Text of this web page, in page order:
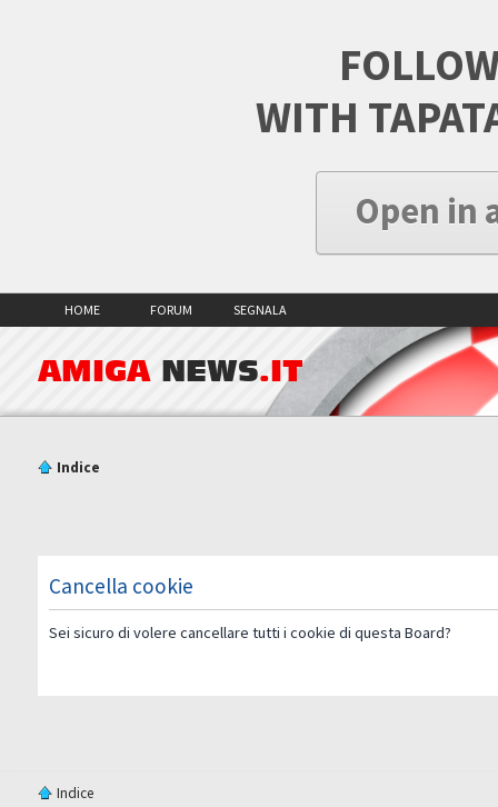
WITH
Open in
HOME FORUM SEGNALA
AMIGA NEWS.IT
Indice
Cancella cookie
Sei sicuro di volere cancellare tutti i cookie di questa Board?
Indice